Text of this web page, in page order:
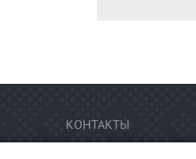
КОНТАКТЫ